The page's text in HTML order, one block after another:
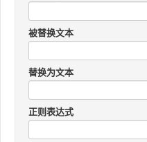
被替换文本
替换为文本
正则表达式